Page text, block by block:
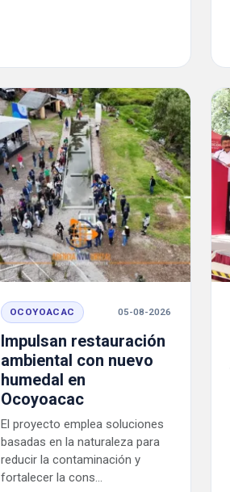
OCOYOACAC 05-08-2026
Impulsan restauración
ambiental con nuevo
humedal en
Ocoyoacac
El proyecto emplea soluciones
basadas en la naturaleza para
reducir la contaminación y
fortalecer la cons...